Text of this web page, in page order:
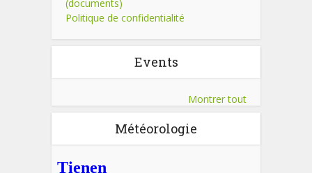
(documents)
Politique de confidentialité
Events
Montrer tout
Météorologie